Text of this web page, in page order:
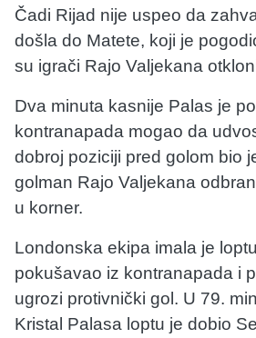
Čadi Rijad nije uspeo da
došla do Matete, koji je
su igrači Rajo Valjekana
Dva minuta kasnije Palas je
kontranapada mogao da
dobroj poziciji pred golom bio
golman Rajo Valjekana
u korner.
Londonska ekipa imala je
pokušavao iz kontranapada i
ugrozi protivnički gol. U 79.
Kristal Palasa loptu je dobio